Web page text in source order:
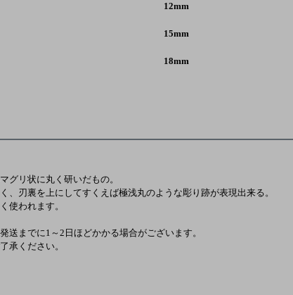
12mm
15mm
18mm
グリ状に丸く研いだもの。
、刃裏を上にしてすくえば極浅丸のような彫り跡が表現出来る。
使われます。
送までに1～2日ほどかかる場合がございます。
承ください。